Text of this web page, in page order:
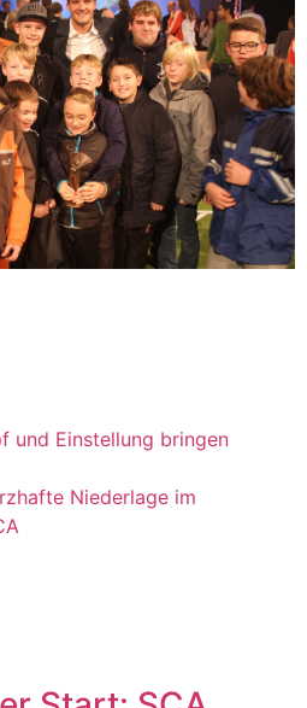
und Einstellung bringen
Niederlage im